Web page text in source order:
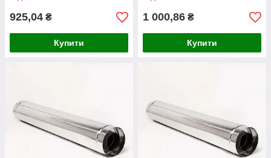
925,04 ₴
Купити
1 000,86 ₴
Купити